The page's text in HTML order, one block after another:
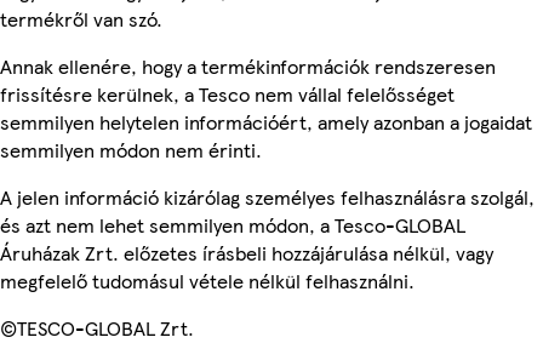
termékről van szó.
Annak ellenére, hogy a termékinformációk rendszeresen
frissítésre kerülnek, a Tesco nem vállal felelősséget
semmilyen helytelen információért, amely azonban a jogaidat
semmilyen módon nem érinti.
A jelen információ kizárólag személyes felhasználásra szolgál,
és azt nem lehet semmilyen módon, a Tesco-GLOBAL
Áruházak Zrt. előzetes írásbeli hozzájárulása nélkül, vagy
megfelelő tudomásul vétele nélkül felhasználni.
©TESCO-GLOBAL Zrt.